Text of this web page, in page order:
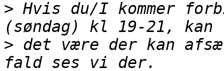
> Hvis du/I kommer
> det være der kan